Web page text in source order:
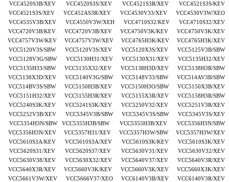
VCC4520S3B/XEV VCC4520S3S/XEV VCC4521S3R/XEV VCC4521S3S/KEV
VCC4521S3S/XEV VCC452AS3R/XEV VCC4530V33/XEV VCC4530V3W/XEO
VCC4535V3B/XEV VCC4550V3W/XEH VCC4710S32/KEV VCC4710S32/XEV
VCC4720V3B/KEV VCC4720V3B/XEV VCC4750V3K/KEV VCC4750V3K/XEV
VCC4757V3W/KEV VCC4757V3W/XEV VCC4765H3K/KEV VCC4765H3K/XEV
VCC5120V3S/SBW VCC5120V3S/XEV VCC5120X3S/XEV VCC5125V3B/SBW
VCC5128V3G/SBW VCC5130H31/XEV VCC5130X31/XEV VCC5135H32/XEV
VCC5135H33/SBW VCC5135X32/XEV VCC5138H3D/XEV VCC5138H3R/SBW
VCC5138X3D/XEV VCC5140V3G/SBW VCC5148V33/SBW VCC514AV3B/SBW
VCC514BV3S/SBW VCC5150H3B/XEV VCC5150H3O/SBW VCC5150X3B/XEV
VCC5151H32/XEV VCC5155H3R/XEV VCC5155X3R/XEV VCC5158H3R/SBW
VCC5240S3K/XEV VCC5241S3K/XEV VCC5250V32/XEV VCC5251V3R/XEV
VCC5252V3B/XEV VCC5345V3B/SBW VCC5345V3S/SBW VCC5345V3S/XEV
VCC5354H3N/SBW VCC5355H3B/SBW VCC5355H3B/XEV VCC5356H3N/SBW
VCC5356H3N/XEV VCC5357H31/XEV VCC5357H3W/SBW VCC5357H3W/XEV
VCC5610S3A/KEV VCC5610S3A/XEV VCC5610S3K/KEV VCC5610S3K/XEV
VCC5620S31/XEV VCC5620S37/XEV VCC5630V31/XEV VCC5630V32/XEV
VCC5630V38/XEV VCC5630X32/XEV VCC5640V37/XEV VCC5640V3R/XEV
VCC5640X3R/XEV VCC5660V3K/KEV VCC5660V3K/XEV VCC5660X3K/XEV
VCC5661V3W/XEV VCC5666V37/XEO VCC6140V3B/XEV VCC6140V3R/XEV